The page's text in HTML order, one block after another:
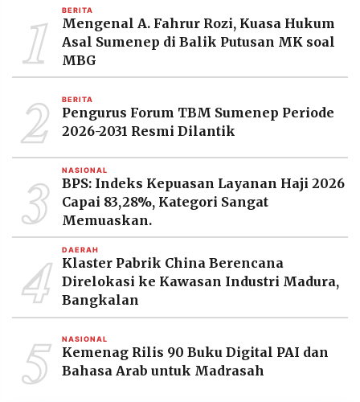
1 BERITA
Mengenal A. Fahrur Rozi, Kuasa Hukum
Asal Sumenep di Balik Putusan MK soal
MBG
2 BERITA
Pengurus Forum TBM Sumenep Periode
2026-2031 Resmi Dilantik
3 NASIONAL
BPS: Indeks Kepuasan Layanan Haji 2026
Capai 83,28%, Kategori Sangat
Memuaskan.
4 DAERAH
Klaster Pabrik China Berencana
Direlokasi ke Kawasan Industri Madura,
Bangkalan
5 NASIONAL
Kemenag Rilis 90 Buku Digital PAI dan
Bahasa Arab untuk Madrasah